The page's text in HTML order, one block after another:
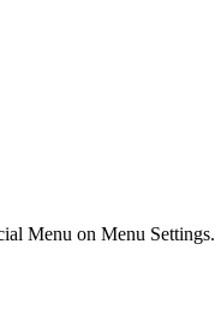
Menu on Menu Settings.